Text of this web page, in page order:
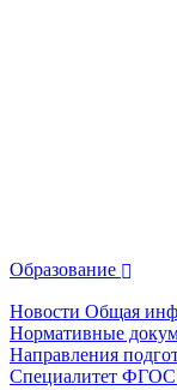
Образование
Новости Общая
Нормативные
Направления
Специалитет ФГОС